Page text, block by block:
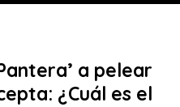
a pelear
¿Cuál es el